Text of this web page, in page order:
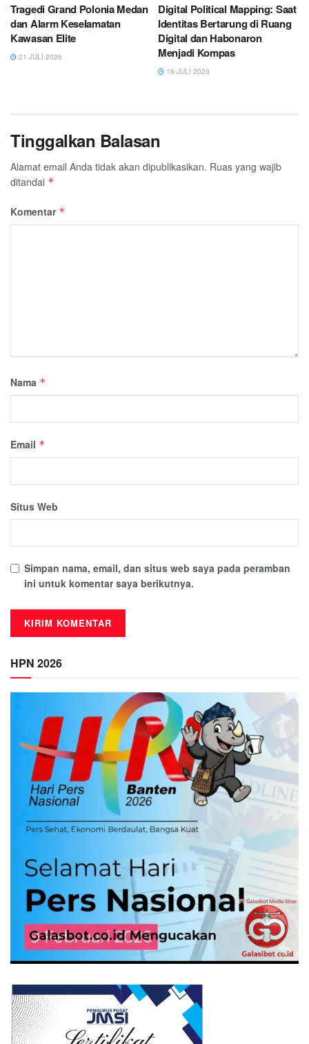
Tragedi Grand Polonia Medan
dan Alarm Keselamatan
Kawasan Elite
21 JULI 2026
Digital Political Mapping: Saat
Identitas Bertarung di Ruang
Digital dan Habonaron
Menjadi Kompas
18 JULI 2026
Tinggalkan Balasan
Alamat email Anda tidak akan dipublikasikan. Ruas yang wajib
ditandai *
Komentar *
Nama *
Email *
Situs Web
Simpan nama, email, dan situs web saya pada peramban
ini untuk komentar saya berikutnya.
HPN 2026